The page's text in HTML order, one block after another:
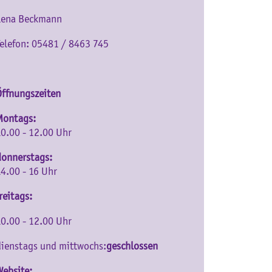
Beckmann
05481 / 8463 745
- 12.00 Uhr
- 16 Uhr
- 12.00 Uhr
und mittwochs:geschlossen